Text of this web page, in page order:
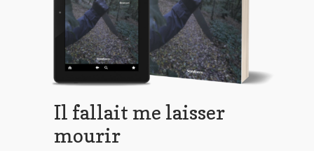
Sauver ou périr
Une baffe et ça repart
Il fallait me laisser
mourir